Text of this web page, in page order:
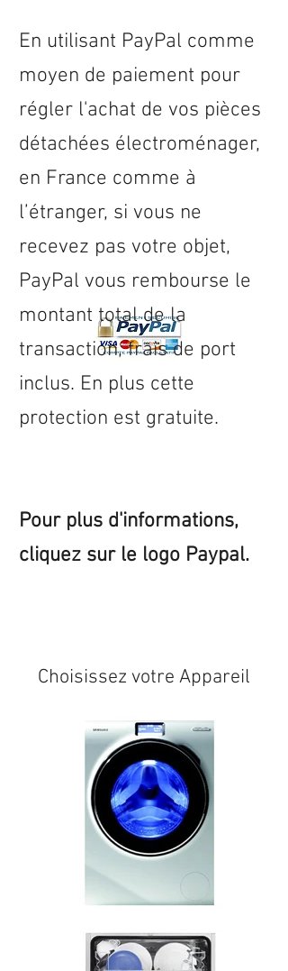
En utilisant PayPal comme
moyen de paiement pour
régler l'achat de vos pièces
détachées électroménager,
en France comme à
l’étranger, si vous ne
recevez pas votre objet,
PayPal vous rembourse le
montant total de la
transaction, frais de port
inclus. En plus cette
protection est gratuite.
Pour plus d'informations,
cliquez sur le logo Paypal.
Choisissez votre Appareil